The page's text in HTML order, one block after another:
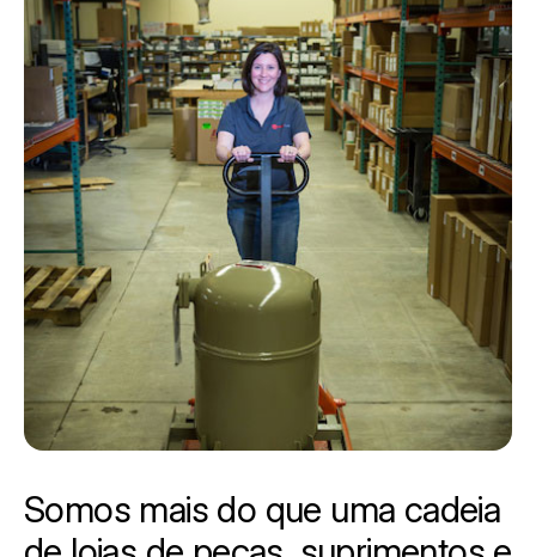
Somos mais do que uma cadeia